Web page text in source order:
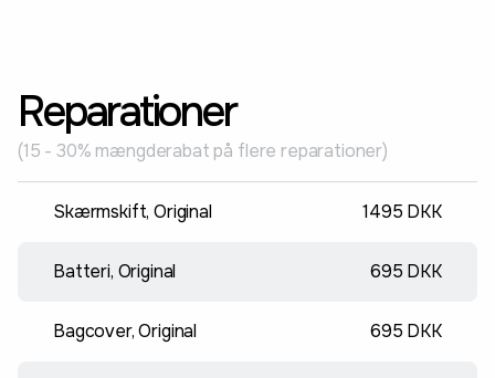
Reparationer
(15 - 30% mængderabat på flere reparationer)
Skærmskift, Original 1495 DKK
Batteri, Original 695 DKK
Bagcover, Original 695 DKK